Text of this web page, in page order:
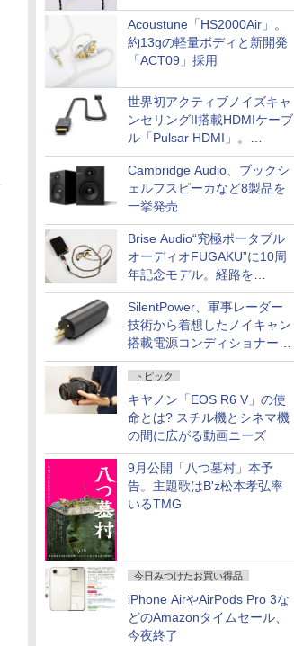
Acoustune「HS2000Air」。
約13gの軽量ボディと新開発
「ACT09」採用
世界初アクティブノイズキャ
ンセリングII搭載HDMIケーブ
ル「Pulsar HDMI」。
SilentPowerから
Cambridge Audio、ブックシ
ェルフスピーカなど8製品を
一挙発売
Brise Audio“究極ポータブル
オーディオFUGAKU”に10周
年記念モデル。経路を
NISHIKIで統一。400万円
SilentPower、軍事レーダー
技術から着想したノイキャン
搭載電源コンディショナー
「AC iPurifier2」
トピック
キヤノン「EOS R6 V」の使
命とは? スチル機とシネマ機
の間に広がる動画ニーズ
9月公開「八つ墓村」本予
告。主題歌はB'z松本孝弘率
いるTMG
今日みつけたお買い得品
iPhone AirやAirPods Pro 3な
どのAmazonタイムセール、
今夜終了